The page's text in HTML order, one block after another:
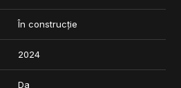
În construcție
2024
Da